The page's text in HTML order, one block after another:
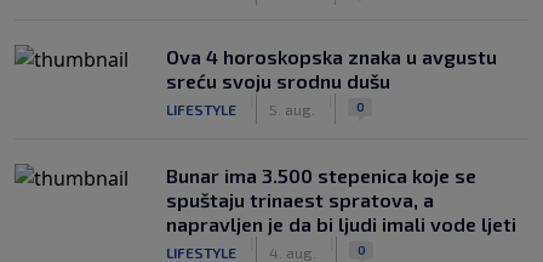
Ova 4 horoskopska znaka u avgustu
sreću svoju srodnu dušu
LIFESTYLE 5. aug. 0
Bunar imа 3.500 stepenica koje se
spuštaju trinaest spratova, a
napravljen je da bi ljudi imali vode ljeti
LIFESTYLE 4. aug. 0